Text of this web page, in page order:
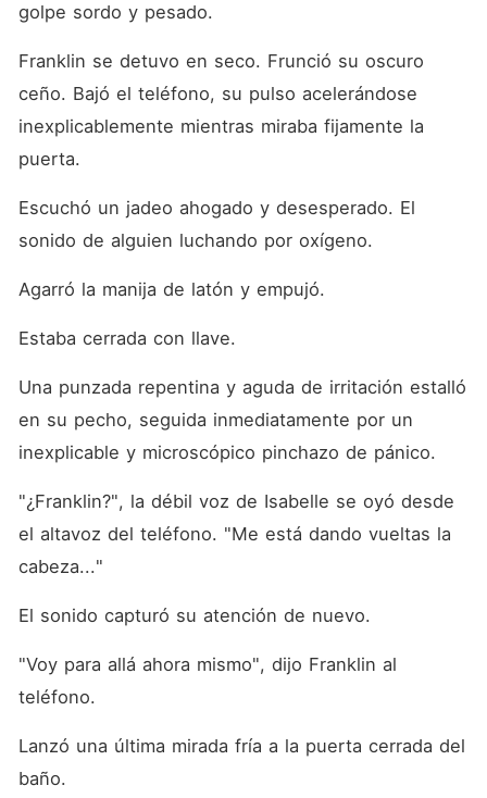
golpe sordo y pesado.
Franklin se detuvo en seco. Frunció su oscuro
ceño. Bajó el teléfono, su pulso acelerándose
inexplicablemente mientras miraba fijamente la
puerta.
Escuchó un jadeo ahogado y desesperado. El
sonido de alguien luchando por oxígeno.
Agarró la manija de latón y empujó.
Estaba cerrada con llave.
Una punzada repentina y aguda de irritación estalló
en su pecho, seguida inmediatamente por un
inexplicable y microscópico pinchazo de pánico.
"¿Franklin?", la débil voz de Isabelle se oyó desde
el altavoz del teléfono. "Me está dando vueltas la
cabeza..."
El sonido capturó su atención de nuevo.
"Voy para allá ahora mismo", dijo Franklin al
teléfono.
Lanzó una última mirada fría a la puerta cerrada del
baño.